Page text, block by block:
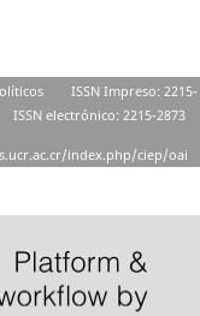
ISSN Impreso: 2215-
ISSN electrónico: 2215-2873
index.php/ciep/oai